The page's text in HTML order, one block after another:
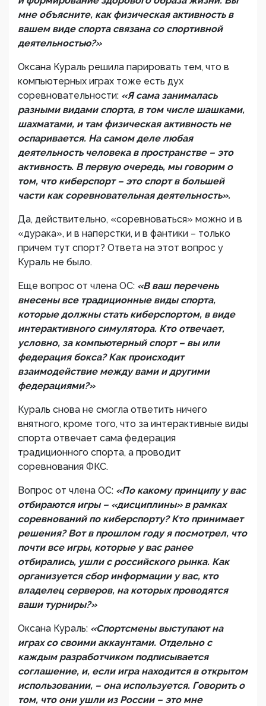
мне объясните, как физическая активность в
вашем виде спорта связана со спортивной
деятельностью?»
Оксана Кураль решила парировать тем, что в
компьютерных играх тоже есть дух
соревновательности: «Я сама занималась
разными видами спорта, в том числе шашками,
шахматами, и там физическая активность не
оспаривается. На самом деле любая
деятельность человека в пространстве – это
активность. В первую очередь, мы говорим о
том, что киберспорт – это спорт в большей
части как соревновательная деятельность».
Да, действительно, «соревноваться» можно и в
«дурака», и в наперстки, и в фантики – только
причем тут спорт? Ответа на этот вопрос у
Кураль не было.
Еще вопрос от члена ОС: «В ваш перечень
внесены все традиционные виды спорта,
которые должны стать киберспортом, в виде
интерактивного симулятора. Кто отвечает,
условно, за компьютерный спорт – вы или
федерация бокса? Как происходит
взаимодействие между вами и другими
федерациями?»
Кураль снова не смогла ответить ничего
внятного, кроме того, что за интерактивные виды
спорта отвечает сама федерация
традиционного спорта, а проводит
соревнования ФКС.
Вопрос от члена ОС: «По какому принципу у вас
отбираются игры – «дисциплины» в рамках
соревнований по киберспорту? Кто принимает
решения? Вот в прошлом году я посмотрел, что
почти все игры, которые у вас ранее
отбирались, ушли с российского рынка. Как
организуется сбор информации у вас, кто
владелец серверов, на которых проводятся
ваши турниры?»
Оксана Кураль: «Спортсмены выступают на
играх со своими аккаунтами. Отдельно с
каждым разработчиком подписывается
соглашение, и, если игра находится в открытом
использовании, – она используется. Говорить о
том, что они ушли из России – это мне